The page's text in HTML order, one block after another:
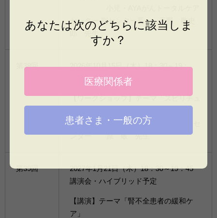
あなたは次のどちらに該当しま
すか？
医療関係者
患者さま・一般の方
センター 副センター長 天野 敬史
郎 先生
第38回
2026年10月15日（木）18：30～19：
30 ワークショップ形式・対面のみ
【ワークショップ】テーマ「スピリチュ
【講師】さいたま赤十字病院緩和ケアセ
ンター 原 敬 先生
第39回
2027年1月21日（木）18：30～19：45
講演会・ハイブリッド予定
【講演】テーマ「腎不全患者の緩和ケ
ア」